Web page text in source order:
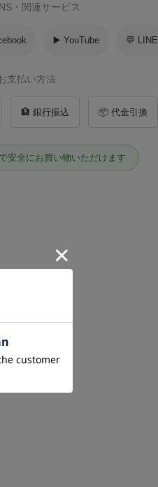
・関連サービス
▶️ YouTube 💬 LINE
支払い方法
🏦 銀行振込 📦 代金引換
安全にお買い物いただけます